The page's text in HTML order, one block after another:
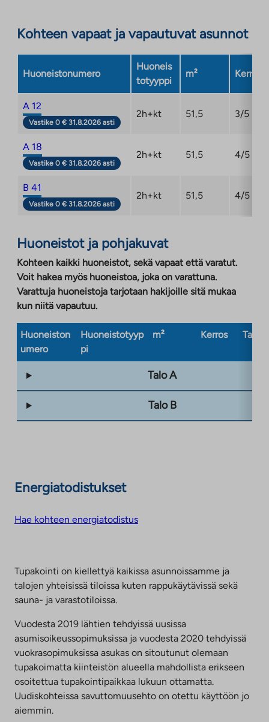
Kohteen vapaat ja vapautuvat asunnot
Huoneistonumero
Huoneis
totyyppi
m² Kerros
A 12
Vastike 0 € 31.8.2026 asti
2h+kt 51,5 3/5
A 18
Vastike 0 € 31.8.2026 asti
2h+kt 51,5 4/5
B 41
Vastike 0 € 31.8.2026 asti
2h+kt 51,5 4/5
Huoneistot ja pohjakuvat
Kohteen kaikki huoneistot, sekä vapaat että varatut.
Voit hakea myös huoneistoa, joka on varattuna.
Varattuja huoneistoja tarjotaan hakijoille sitä mukaa
kun niitä vapautuu.
Huoneiston
umero
Huoneistotyyp
pi
m² Kerros
Talo A
Talo B
Energiatodistukset
Hae kohteen energiatodistus
Tupakointi on kiellettyä kaikissa asunnoissamme ja
talojen yhteisissä tiloissa kuten rappukäytävissä sekä
sauna- ja varastotiloissa.
Vuodesta 2019 lähtien tehdyissä uusissa
asumisoikeussopimuksissa ja vuodesta 2020 tehdyissä
vuokrasopimuksissa asukas on sitoutunut olemaan
tupakoimatta kiinteistön alueella mahdollista erikseen
osoitettua tupakointipaikkaa lukuun ottamatta.
Uudiskohteissa savuttomuusehto on otettu käyttöön jo
aiemmin.